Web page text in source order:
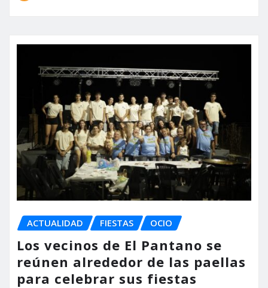
ACTUALIDAD FIESTAS OCIO
Los vecinos de El Pantano se
reúnen alrededor de las paellas
para celebrar sus fiestas